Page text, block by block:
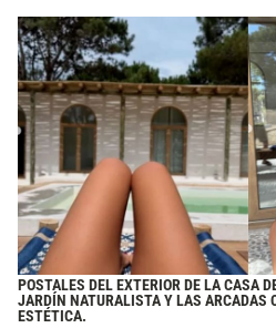
POSTALES DEL EXTERIOR DE LA CASA
JARDÍN NATURALISTA Y LAS ARCADAS
ESTÉTICA.